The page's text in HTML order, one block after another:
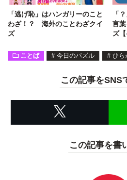
「逃げ恥」はハンガリーのこと
わざ！？ 海外のことわざクイ
ズ
「
言
ズ【
ことば # 今日のパズル # ひら
この記事をSNS
この記事を書